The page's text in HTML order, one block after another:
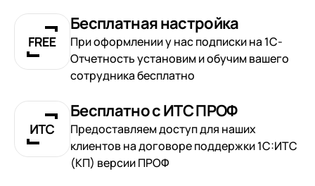
Бесплатная настройка
При оформлении у нас подписки на 1С-
Отчетность установим и обучим вашего
сотрудника бесплатно
Бесплатно с ИТС ПРОФ
Предоставляем доступ для наших
клиентов на договоре поддержки 1С:ИТС
(КП) версии ПРОФ